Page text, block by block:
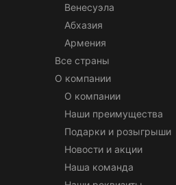
Венесуэла
Абхазия
Армения
Все страны
О компании
О компании
Наши преимущества
Подарки и розыгрыши
Новости и акции
Наша команда